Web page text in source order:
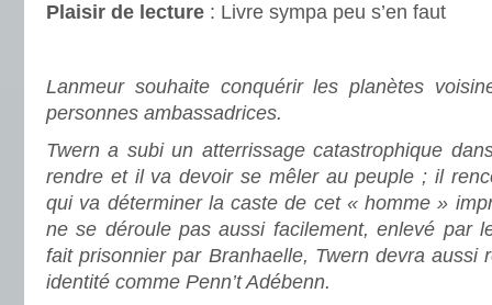
Plaisir de lecture : Livre sympa peu s’en faut
Lanmeur souhaite conquérir les planètes
personnes ambassadrices.
Twern a subi un atterrissage catastrophique
rendre et il va devoir se mêler au peuple ; il
qui va déterminer la caste de cet « homme »
ne se déroule pas aussi facilement, enlevé par
fait prisonnier par Branhaelle, Twern devra aussi
identité comme Penn’t Adébenn.